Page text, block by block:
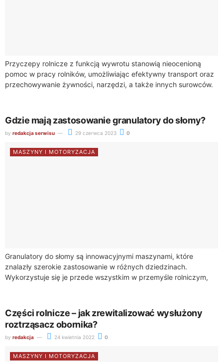
Przyczepy rolnicze z funkcją wywrotu stanowią nieocenioną
pomoc w pracy rolników, umożliwiając efektywny transport oraz
przechowywanie żywności, narzędzi, a także innych surowców.
Gdzie mają zastosowanie granulatory do słomy?
by redakcja serwisu 29 czerwca 2023 0
MASZYNY I MOTORYZACJA
Granulatory do słomy są innowacyjnymi maszynami, które
znalazły szerokie zastosowanie w różnych dziedzinach.
Wykorzystuje się je przede wszystkim w przemyśle rolniczym,
Części rolnicze – jak zrewitalizować wysłużony
roztrząsacz obornika?
by redakcja 24 kwietnia 2022 0
MASZYNY I MOTORYZACJA